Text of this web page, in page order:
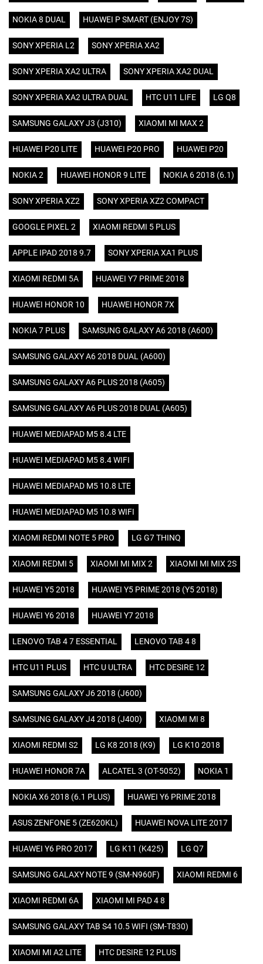
NOKIA 8 DUAL HUAWEI P SMART (ENJOY 7S)
SONY XPERIA L2 SONY XPERIA XA2
SONY XPERIA XA2 ULTRA SONY XPERIA XA2 DUAL
SONY XPERIA XA2 ULTRA DUAL HTC U11 LIFE LG Q8
SAMSUNG GALAXY J3 (J310) XIAOMI MI MAX 2
HUAWEI P20 LITE HUAWEI P20 PRO HUAWEI P20
NOKIA 2 HUAWEI HONOR 9 LITE NOKIA 6 2018 (6.1)
SONY XPERIA XZ2 SONY XPERIA XZ2 COMPACT
GOOGLE PIXEL 2 XIAOMI REDMI 5 PLUS
APPLE IPAD 2018 9.7 SONY XPERIA XA1 PLUS
XIAOMI REDMI 5A HUAWEI Y7 PRIME 2018
HUAWEI HONOR 10 HUAWEI HONOR 7X
NOKIA 7 PLUS SAMSUNG GALAXY A6 2018 (A600)
SAMSUNG GALAXY A6 2018 DUAL (A600)
SAMSUNG GALAXY A6 PLUS 2018 (A605)
SAMSUNG GALAXY A6 PLUS 2018 DUAL (A605)
HUAWEI MEDIAPAD M5 8.4 LTE
HUAWEI MEDIAPAD M5 8.4 WIFI
HUAWEI MEDIAPAD M5 10.8 LTE
HUAWEI MEDIAPAD M5 10.8 WIFI
XIAOMI REDMI NOTE 5 PRO LG G7 THINQ
XIAOMI REDMI 5 XIAOMI MI MIX 2 XIAOMI MI MIX 2S
HUAWEI Y5 2018 HUAWEI Y5 PRIME 2018 (Y5 2018)
HUAWEI Y6 2018 HUAWEI Y7 2018
LENOVO TAB 4 7 ESSENTIAL LENOVO TAB 4 8
HTC U11 PLUS HTC U ULTRA HTC DESIRE 12
SAMSUNG GALAXY J6 2018 (J600)
SAMSUNG GALAXY J4 2018 (J400) XIAOMI MI 8
XIAOMI REDMI S2 LG K8 2018 (K9) LG K10 2018
HUAWEI HONOR 7A ALCATEL 3 (OT-5052) NOKIA 1
NOKIA X6 2018 (6.1 PLUS) HUAWEI Y6 PRIME 2018
ASUS ZENFONE 5 (ZE620KL) HUAWEI NOVA LITE 2017
HUAWEI Y6 PRO 2017 LG K11 (K425) LG Q7
SAMSUNG GALAXY NOTE 9 (SM-N960F) XIAOMI REDMI 6
XIAOMI REDMI 6A XIAOMI MI PAD 4 8
SAMSUNG GALAXY TAB S4 10.5 WIFI (SM-T830)
XIAOMI MI A2 LITE HTC DESIRE 12 PLUS